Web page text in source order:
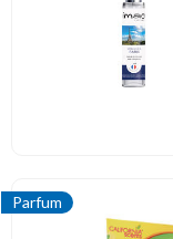
Parfum